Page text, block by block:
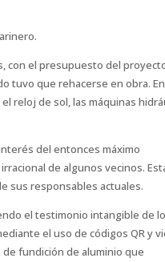
con el presupuesto del
tuvo que rehacerse en obra.
reloj de sol, las máquinas
del entonces máximo
de algunos vecinos.
sus responsables actuales.
el testimonio intangible de
el uso de códigos QR y
de fundición de aluminio que